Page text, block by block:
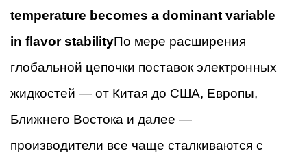
temperature becomes a dominant variable
in flavor stabilityПо мере расширения
глобальной цепочки поставок электронных
жидкостей — от Китая до США, Европы,
Ближнего Востока и далее —
производители все чаще сталкиваются с